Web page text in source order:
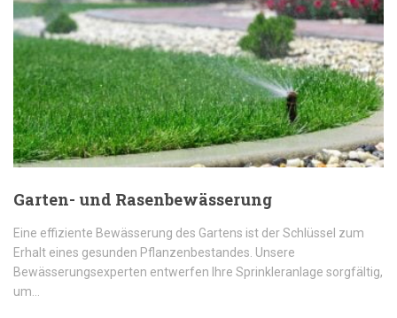
Garten- und Rasenbewässerung
Eine effiziente Bewässerung des Gartens ist der Schlüssel zum
Erhalt eines gesunden Pflanzenbestandes. Unsere
Bewässerungsexperten entwerfen Ihre Sprinkleranlage sorgfältig,
um…